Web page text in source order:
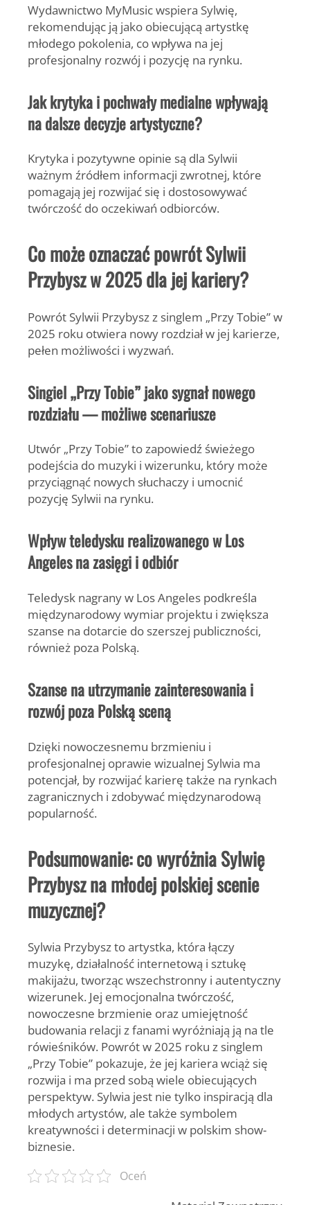
Wydawnictwo MyMusicwspiera Sylwię,
rekomendując ją jako obiecującą artystkę
młodego pokolenia, co wpływa na jej
profesjonalny rozwój i pozycję na rynku.
Jak krytyka i pochwały medialne wpływają
na dalsze decyzje artystyczne?
Krytyka i pozytywne opinie są dla Sylwii
ważnym źródłem informacji zwrotnej, które
pomagają jej rozwijać się i dostosowywać
twórczość do oczekiwań odbiorców.
Co może oznaczać powrót Sylwii
Przybysz w 2025 dla jej kariery?
Powrót Sylwii Przybysz z singlem „Przy Tobie” w
2025 roku otwiera nowy rozdział w jej karierze,
pełen możliwości i wyzwań.
Singiel „Przy Tobie” jako sygnał nowego
rozdziału — możliwe scenariusze
Utwór „Przy Tobie” to zapowiedź świeżego
podejścia do muzyki i wizerunku, który może
przyciągnąć nowych słuchaczy i umocnić
pozycję Sylwii na rynku.
Wpływ teledysku realizowanego w Los
Angeles na zasięgi i odbiór
Teledysk nagrany w Los Angeles podkreśla
międzynarodowy wymiar projektu i zwiększa
szanse na dotarcie do szerszej publiczności,
również poza Polską.
Szanse na utrzymanie zainteresowania i
rozwój poza Polską sceną
Dzięki nowoczesnemu brzmieniu i
profesjonalnej oprawie wizualnej Sylwia ma
potencjał, by rozwijać karierę także na rynkach
zagranicznych i zdobywać międzynarodową
popularność.
Podsumowanie: co wyróżnia Sylwię
Przybysz na młodej polskiej scenie
muzycznej?
Sylwia Przybyszto artystka, która łączy
muzykę, działalność internetową i sztukę
makijażu, tworząc wszechstronny i autentyczny
wizerunek. Jej emocjonalna twórczość,
nowoczesne brzmienie oraz umiejętność
budowania relacji z fanami wyróżniają ją na tle
rówieśników. Powrót w 2025 roku z singlem
„Przy Tobie” pokazuje, że jej kariera wciąż się
rozwija i ma przed sobą wiele obiecujących
perspektyw. Sylwia jest nie tylko inspiracją dla
młodych artystów, ale także symbolem
kreatywności i determinacji w polskim show-
biznesie.
Oceń